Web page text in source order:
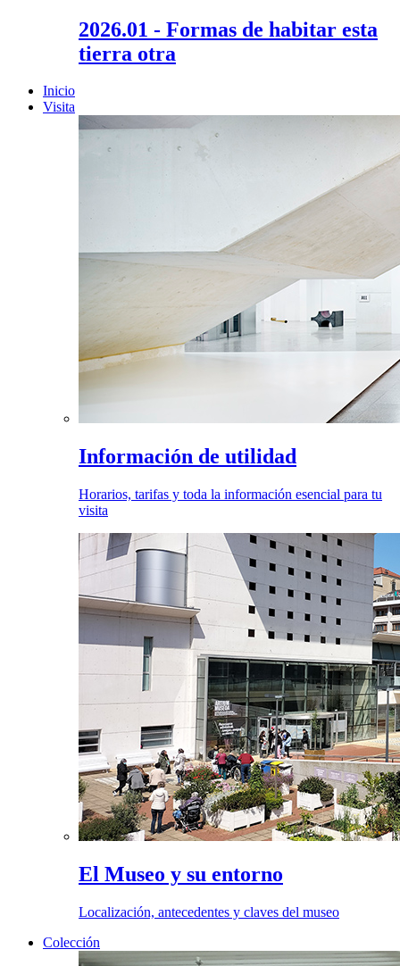
2026.01 - Formas de habitar esta
tierra otra
Inicio
Visita
Información de utilidad
Horarios, tarifas y toda la información esencial para tu
visita
El Museo y su entorno
Localización, antecedentes y claves del museo
Colección